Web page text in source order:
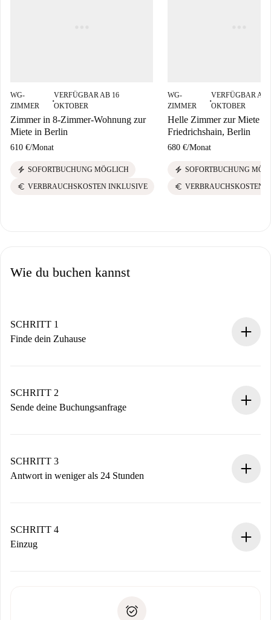
WG-
ZIMMER
■
VERFÜGBAR AB 16
OKTOBER
Zimmer in 8-Zimmer-Wohnung zur
Miete in Berlin
610 €/Monat
electric_bolt SOFORTBUCHUNG MÖGLICH
euro VERBRAUCHSKOSTEN INKLUSIVE
WG-
ZIMMER
■
VERFÜGBAR AB
OKTOBER
Helle Zimmer zur Miete in
Friedrichshain, Berlin
680 €/Monat
electric_bolt SOFORTBUCHUNG
euro VERBRAUCHSKOSTEN
Wie du buchen kannst
SCHRITT 1
Finde dein Zuhause
Du erhältst alle notwendigen Informationen im Voraus.
SCHRITT 2
Sende deine Buchungsanfrage
Denk daran, dass wir dich erst belasten, wenn der
Vermieter zustimmt.
SCHRITT 3
Antwort in weniger als 24 Stunden
stellen den Kontakt her.
Wenn der Vermieter ablehnen muss, entstehen keine
SCHRITT 4
Einzug